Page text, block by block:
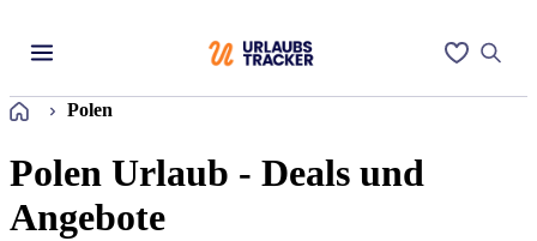
Startseite
Polen
Polen Urlaub - Deals und
Angebote